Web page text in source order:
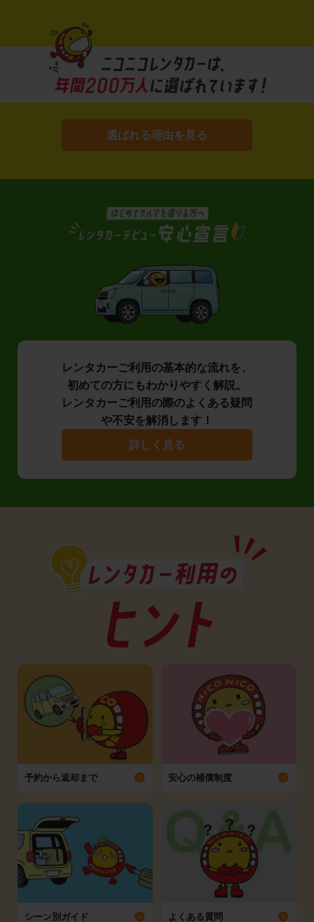
選ばれる理由を見る
レンタカーご利用の基本的な流れを、
初めての方にもわかりやすく解説。
レンタカーご利用の際のよくある疑問
や不安を解消します！
詳しく見る
予約から返却まで 安心の補償制度
シーン別ガイド よくある質問